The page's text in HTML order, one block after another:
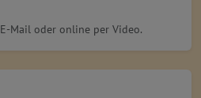
Mail oder online per Video.